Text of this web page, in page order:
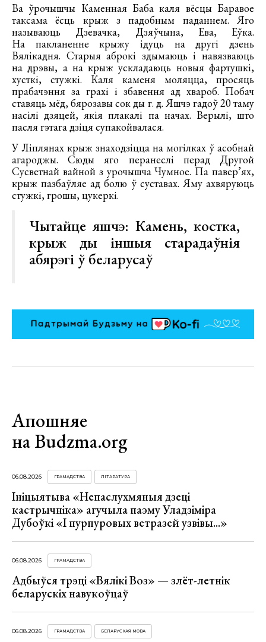
Ва ўрочышчы Каменная Баба каля вёсцы Баравое
таксама ёсць крыж з падобным паданнем. Яго
называюць Дзевачка, Дзяўчына, Ева, Еўка.
На пакланенне крыжу ідуць на другі дзень
Вялікадня. Старыя аброкі здымаюць і навязваюць
на дрэвы, а на крыж ускладаюць новыя фартушкі,
хусткі, стужкі. Каля каменя моляцца, просяць
прабачэння за грахі і збавення ад хвароб. Побач
ставяць мёд, бярозавы сок ды г. д. Яшчэ гадоў 20 таму
насілі дзяцей, якія плакалі па начах. Верылі, што
пасля гэтага дзіця супакойвалася.
У Ліплянах крыж знаходзіцца на могілках ў асобнай
агароджы. Сюды яго перанеслі перад Другой
Сусветнай вайной з урочышча Чумное. Па павер’ях,
крыж пазбаўляе ад болю ў суставах. Яму ахвяруюць
стужкі, грошы, цукеркі.
Чытайце яшчэ: Камень, костка,
крыж ды іншыя старадаўнія
абярэгі ў беларусаў
Апошняе
на Budzma.org
06.08.2026 ГРАМАДСТВА ЛІТАРАТУРА
Ініцыятыва «Непаслухмяныя дзеці
кастрычніка» агучыла паэму Уладзіміра
Дубоўкі «І пурпуровых ветразей узвівы...»
06.08.2026 ГРАМАДСТВА
Адбыўся трэці «Вялікі Воз» — злёт-летнік
беларускіх навукоўцаў
06.08.2026 ГРАМАДСТВА БЕЛАРУСКАЯ МОВА